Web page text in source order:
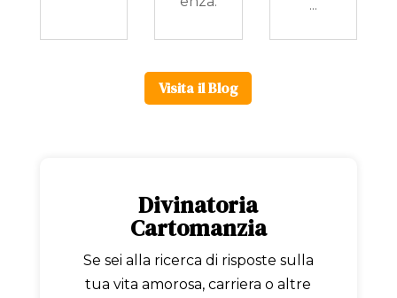
...
Visita il Blog
Divinatoria
Cartomanzia
Se sei alla ricerca di risposte sulla
tua vita amorosa, carriera o altre